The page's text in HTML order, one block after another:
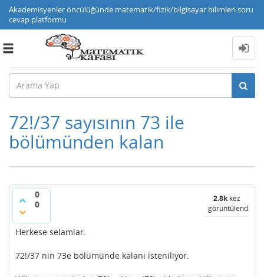
Akademisyenler öncülüğünde matematik/fizik/bilgisayar bilimleri soru
cevap platformu
Toggle
72!/37 sayısının 73 ile
bölümünden kalan
0
0
2.8kkez
görüntülendi
Herkese selamlar.
72!/37 nin 73e bölümünde kalanı isteniliyor.